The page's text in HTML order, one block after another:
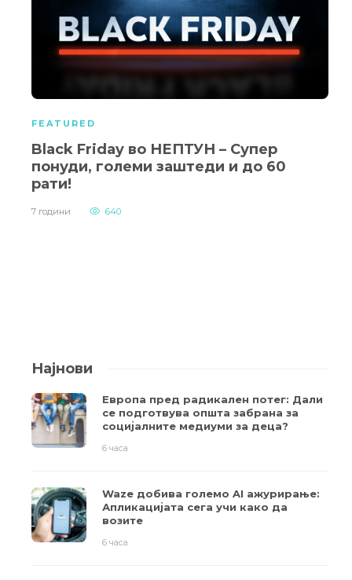
FEATURED
Black Friday во НЕПТУН – Супер
понуди, големи заштеди и до 60
рати!
7 години 640
Најнови
Европа пред радикален потег: Дали
се подготвува општа забрана за
социјалните медиуми за деца?
6 часа
Waze добива големо AI ажурирање:
Апликацијата сега учи како да
возите
6 часа